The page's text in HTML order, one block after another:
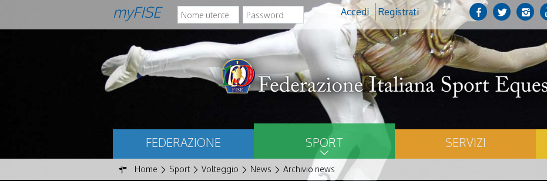
myFISE Accedi Registrati
FEDERAZIONE SPORT SERVIZI
Home Sport Volteggio News Archivio news